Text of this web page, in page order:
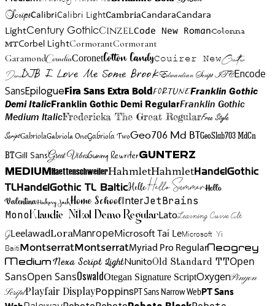
ScriptCalibriCalibri LightCambriaCandaraCandara
LightCentury GothicCinzelCode New RomanColonna
MTCorbel LightCormorantCormorant
GaramondCorneliaCoronetCotton CandyCouirer NewCreattion
DemoDJB I Love Me Some BrookEdwardian Script ITCEncode
SansEpilogueFira Sans Extra BoldFortuneFranklin Gothic
Demi ItalicFranklin Gothic Demi RegularFranklin Gothic
Medium ItalicFredericka The Great RegularFree Style
ScriptGabriolaGabriola OneGabriola TwoGeo706 Md BTGeoSlab703 MdCn
BTGill SansGreat VibesGunny RewriterGunterz
Medium HaettenschweilerHahmletHahmletHandelGothic
TLHandelGothic TL BalticHelloHello SummerHello
ValentinaHickory JackHome SchoolInterJetBrains
MonoKlaudie Nikol Demo RegularLatoLearning Curve Alt
GLeelawadLoraManropeMicrosoft Tai LeMicrosoft Yi
BaitiMontserratMontserratMyriad Pro RegularNeogrey
MediumNexa Script LightNunitoOld Standard TTOpen
SansOpen SansOswaldOtegan Signature ScriptOxygenPinyon
ScriptPlayfair DisplayPoppinsPT Sans Narrow WebPT Sans